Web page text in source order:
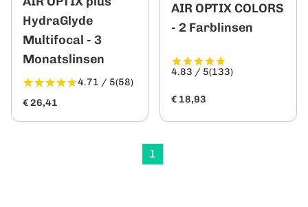
HydraGlyde
Multifocal - 3
Monatslinsen
4.71 / 5(58)
€ 26,41
AIR OPTIX COLORS
- 2 Farblinsen
4.83 / 5(133)
€ 18,93
1